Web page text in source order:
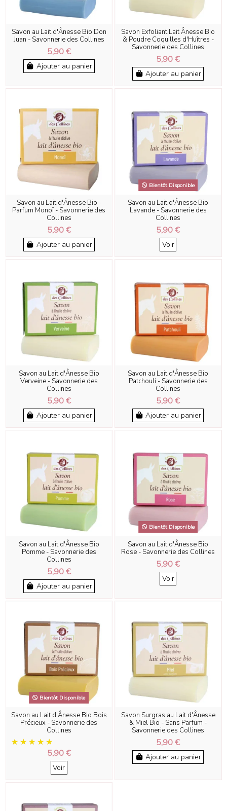
Savon au Lait d'Ânesse Bio Don
Juan - Savonnerie des Collines
5,90 €
Ajouter au panier
Savon Exfoliant Lait Ânesse Bio
& Poudre Coquilles d'Huîtres -
Savonnerie des Collines
5,90 €
Ajouter au panier
Savon au Lait d'Ânesse Bio -
Parfum Monoï - Savonnerie des
Collines
5,90 €
Ajouter au panier
Bientôt Disponible
Savon au Lait d'Ânesse Bio
Lavande - Savonnerie des
Collines
5,90 €
Voir
Savon au Lait d'Ânesse Bio
Verveine - Savonnerie des
Collines
5,90 €
Ajouter au panier
Savon au Lait d'Ânesse Bio
Patchouli - Savonnerie des
Collines
5,90 €
Ajouter au panier
Savon au Lait d'Ânesse Bio
Pomme - Savonnerie des
Collines
5,90 €
Ajouter au panier
Bientôt Disponible
Savon au Lait d'Ânesse Bio
Rose - Savonnerie des Collines
5,90 €
Voir
Bientôt Disponible
Savon au Lait d'Ânesse Bio Bois
Précieux - Savonnerie des
Collines
5,90 €
Voir
Savon Surgras au Lait d'Ânesse
& Miel Bio - Sans Parfum -
Savonnerie des Collines
5,90 €
Ajouter au panier